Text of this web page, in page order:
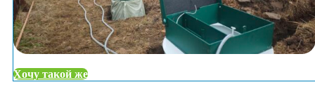
Хочу такой же